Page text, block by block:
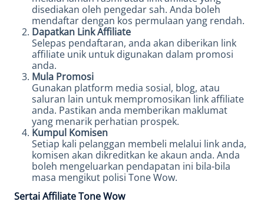
disediakan oleh pengedar sah. Anda boleh
mendaftar dengan kos permulaan yang rendah.
Dapatkan Link Affiliate
Selepas pendaftaran, anda akan diberikan link
affiliate unik untuk digunakan dalam promosi
anda.
Mula Promosi
Gunakan platform media sosial, blog, atau
saluran lain untuk mempromosikan link affiliate
anda. Pastikan anda memberikan maklumat
yang menarik perhatian prospek.
Kumpul Komisen
Setiap kali pelanggan membeli melalui link anda,
komisen akan dikreditkan ke akaun anda. Anda
boleh mengeluarkan pendapatan ini bila-bila
masa mengikut polisi Tone Wow.
Sertai Affiliate Tone Wow